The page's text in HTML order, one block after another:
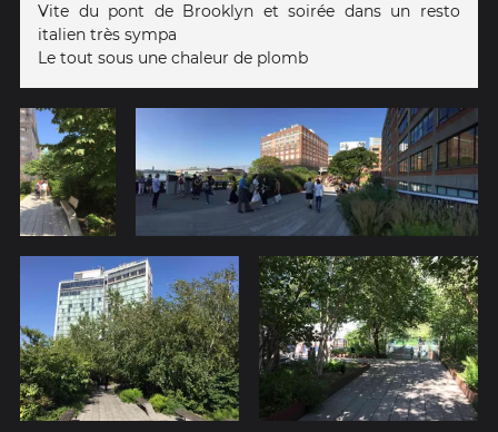
Vite du pont de Brooklyn et soirée dans un resto
italien très sympa
Le tout sous une chaleur de plomb